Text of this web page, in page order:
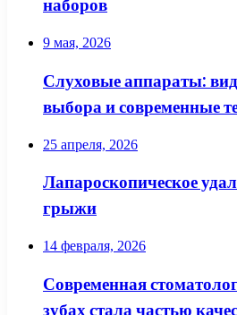
наборов
9 мая, 2026
Слуховые аппараты:
выбора и современные
25 апреля, 2026
Лапароскопическое
грыжи
14 февраля, 2026
Современная
зубах стала частью